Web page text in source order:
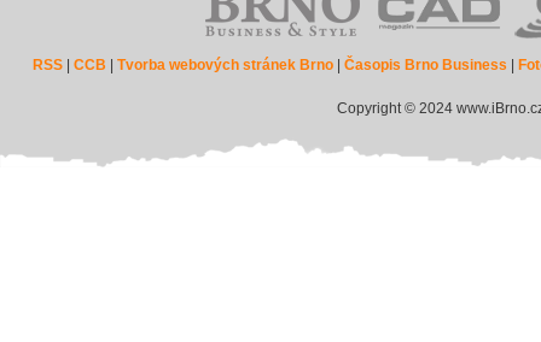
RSS |CCB |Tvorba webových stránek Brno |Časopis Brno Business
Copyright © 2024